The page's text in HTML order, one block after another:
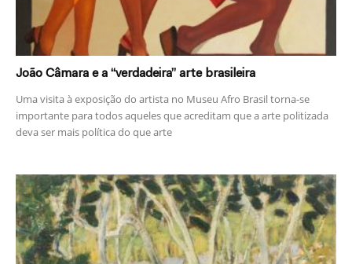
João Câmara e a “verdadeira” arte brasileira
Uma visita à exposição do artista no Museu Afro Brasil torna-se
importante para todos aqueles que acreditam que a arte politizada
deva ser mais política do que arte